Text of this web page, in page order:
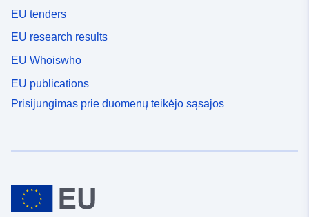
EU tenders
EU research results
EU Whoiswho
EU publications
Prisijungimas prie duomenų teikėjo sąsajos